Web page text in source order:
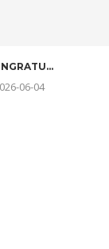
06-04